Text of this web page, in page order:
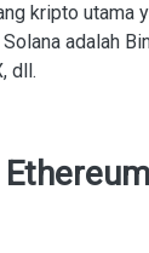
kripto utama
adalah
dll.